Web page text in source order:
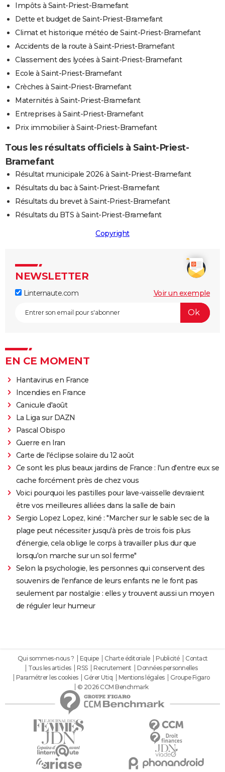
Impôts à Saint-Priest-Bramefant
Dette et budget de Saint-Priest-Bramefant
Climat et historique météo de Saint-Priest-Bramefant
Accidents de la route à Saint-Priest-Bramefant
Classement des lycées à Saint-Priest-Bramefant
Ecole à Saint-Priest-Bramefant
Crèches à Saint-Priest-Bramefant
Maternités à Saint-Priest-Bramefant
Entreprises à Saint-Priest-Bramefant
Prix immobilier à Saint-Priest-Bramefant
Tous les résultats officiels à Saint-Priest-
Bramefant
Résultat municipale 2026 à Saint-Priest-Bramefant
Résultats du bac à Saint-Priest-Bramefant
Résultats du brevet à Saint-Priest-Bramefant
Résultats du BTS à Saint-Priest-Bramefant
Copyright
NEWSLETTER
Linternaute.com Voir un exemple
EN CE MOMENT
Hantavirus en France
Incendies en France
Canicule d'août
La Liga sur DAZN
Pascal Obispo
Guerre en Iran
Carte de l'éclipse solaire du 12 août
Ce sont les plus beaux jardins de France : l'un d'entre eux se
cache forcément près de chez vous
Voici pourquoi les pastilles pour lave-vaisselle devraient
être vos meilleures alliées dans la salle de bain
Sergio Lopez Lopez, kiné : "Marcher sur le sable sec de la
plage peut nécessiter jusqu'à près de trois fois plus
d'énergie, cela oblige le corps à travailler plus dur que
lorsqu'on marche sur un sol ferme"
Selon la psychologie, les personnes qui conservent des
souvenirs de l'enfance de leurs enfants ne le font pas
seulement par nostalgie : elles y trouvent aussi un moyen
de réguler leur humeur
Qui sommes-nous ? Equipe Charte éditoriale Publicité
Contact
Tous les articles
RSS Recrutement
Données personnelles
Paramétrer les cookies
Gérer Utiq Mentions légales
Groupe Figaro
© 2026 CCM Benchmark